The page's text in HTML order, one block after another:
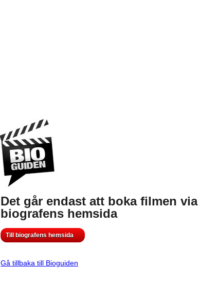
Det går endast att boka filmen via
biografens hemsida
Till biografens hemsida
Gå tillbaka till Bioguiden